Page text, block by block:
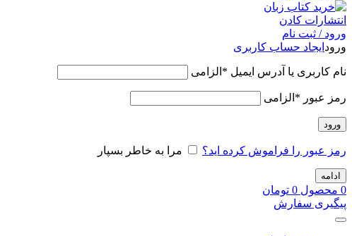
ورود / ثبت نام
ورود ایجاد حساب کاربری
نام کاربری یا آدرس ایمیل * الزامی
رمز عبور * الزامی
ورود
رمز عبور را فراموش کرده اید؟ مرا به خاطر بسپار
ادامه
0 محصول 0 تومان
پیگیری سفارش